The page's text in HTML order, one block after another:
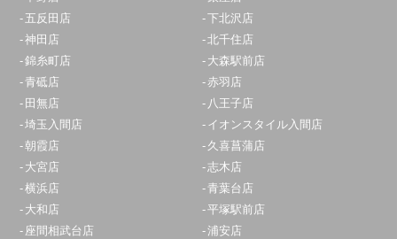
10:00～20:00
0120-826-609
大和店
10:00～19:00
定休日：
0120-540-549
五反田店
下北沢店
神田店
北千住店
錦糸町店
大森駅前店
青砥店
赤羽店
田無店
八王子店
埼玉入間店
イオンスタイル入間店
朝霞店
久喜菖蒲店
大宮店
志木店
横浜店
青葉台店
大和店
平塚駅前店
座間相武台店
浦安店